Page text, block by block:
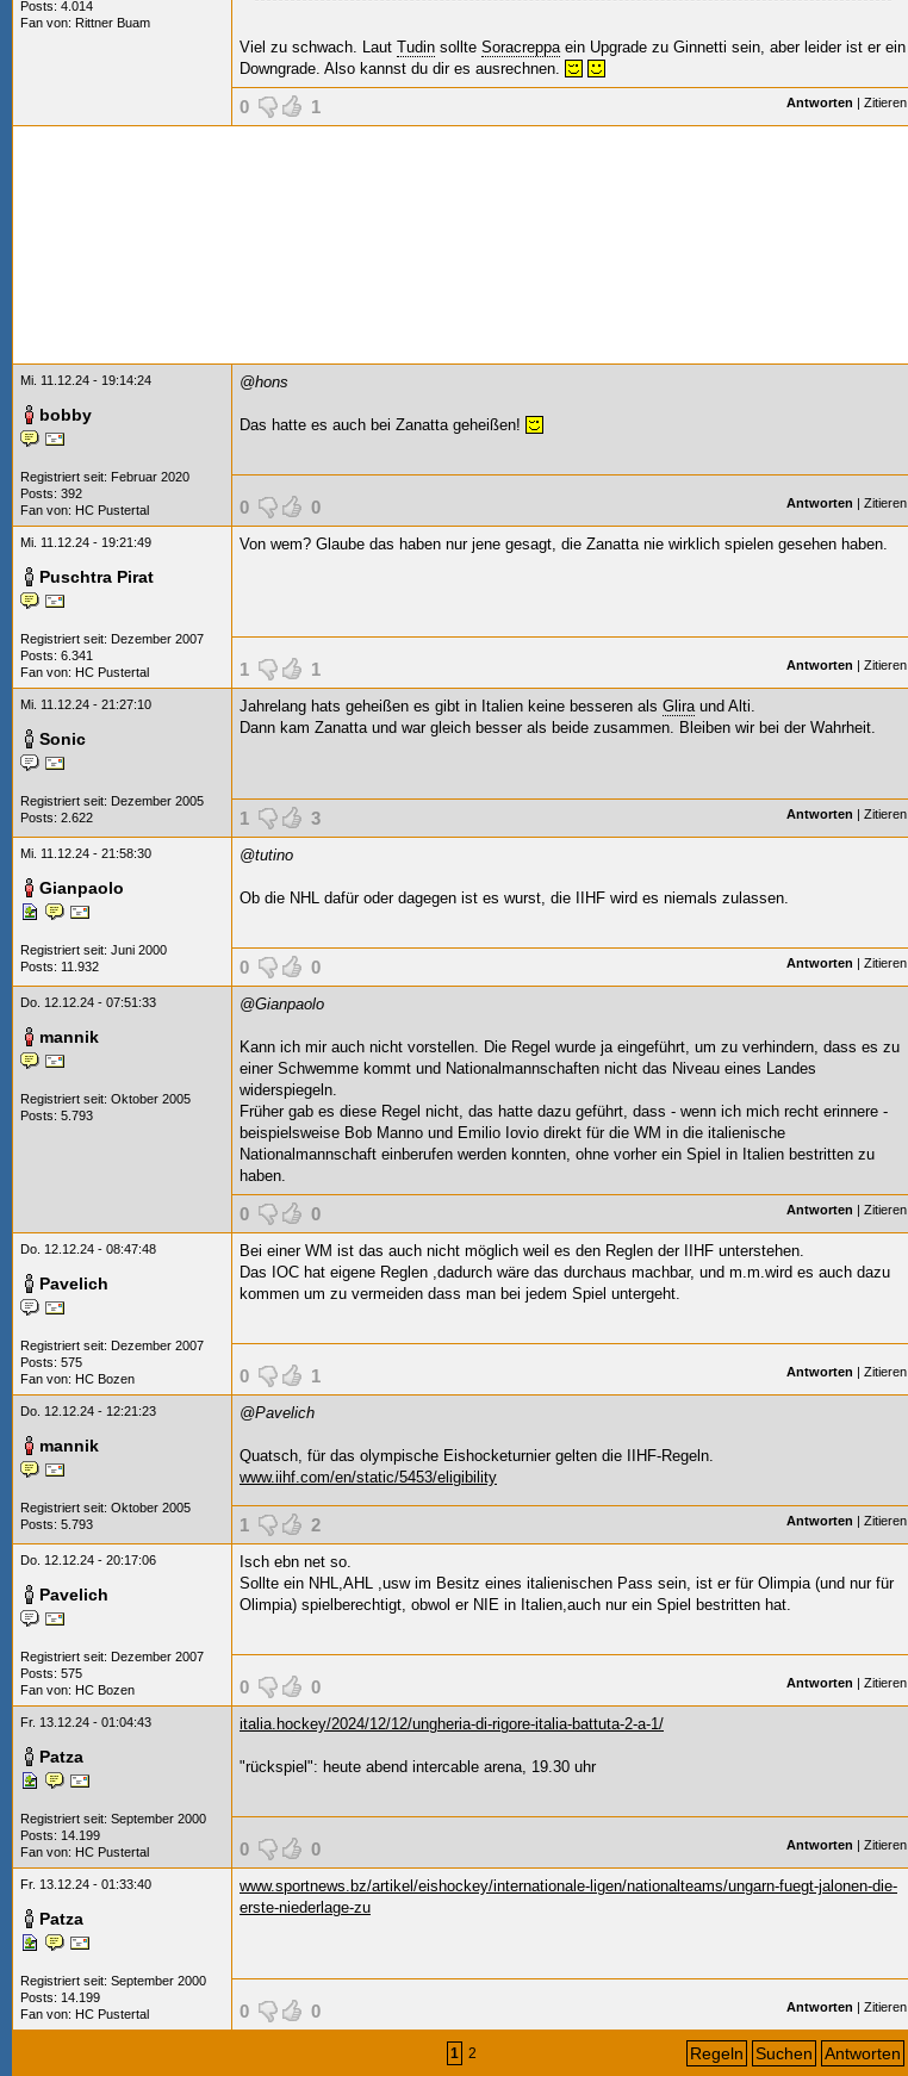
Posts: 4.014
Fan von: Rittner Buam
Viel zu schwach. Laut Tudin sollte Soracreppaein Upgrade zu Ginnetti sein, aber leider ist er ein
Downgrade. Also kannst du dir es ausrechnen.
0 1 Antworten | Zitieren
Mi. 11.12.24 - 19:14:24
bobby
Registriert seit: Februar 2020
Posts: 392
Fan von: HC Pustertal
@hons
Das hatte es auch bei Zanatta geheißen!
0 0 Antworten | Zitieren
Mi. 11.12.24 - 19:21:49
Puschtra Pirat
Registriert seit: Dezember 2007
Posts: 6.341
Fan von: HC Pustertal
Von wem? Glaube das haben nur jene gesagt, die Zanatta nie wirklich spielen gesehen haben.
1 1 Antworten | Zitieren
Mi. 11.12.24 - 21:27:10
Sonic
Registriert seit: Dezember 2005
Posts: 2.622
Jahrelang hats geheißen es gibt in Italien keine besseren als Gliraund Alti.
Dann kam Zanatta und war gleich besser als beide zusammen. Bleiben wir bei der Wahrheit.
1 3 Antworten | Zitieren
Mi. 11.12.24 - 21:58:30
Gianpaolo
Registriert seit: Juni 2000
Posts: 11.932
@tutino
Ob die NHL dafür oder dagegen ist es wurst, die IIHF wird es niemals zulassen.
0 0 Antworten | Zitieren
Do. 12.12.24 - 07:51:33
mannik
Registriert seit: Oktober 2005
Posts: 5.793
@Gianpaolo
Kann ich mir auch nicht vorstellen. Die Regel wurde ja eingeführt, um zu verhindern, dass es zu
einer Schwemme kommt und Nationalmannschaften nicht das Niveau eines Landes
widerspiegeln.
Früher gab es diese Regel nicht, das hatte dazu geführt, dass - wenn ich mich recht erinnere -
beispielsweise Bob Manno und Emilio Iovio direkt für die WM in die italienische
Nationalmannschaft einberufen werden konnten, ohne vorher ein Spiel in Italien bestritten zu
haben.
0 0 Antworten | Zitieren
Do. 12.12.24 - 08:47:48
Pavelich
Registriert seit: Dezember 2007
Posts: 575
Fan von: HC Bozen
Bei einer WM ist das auch nicht möglich weil es den Reglen der IIHF unterstehen.
Das IOC hat eigene Reglen ,dadurch wäre das durchaus machbar, und m.m.wird es auch dazu
kommen um zu vermeiden dass man bei jedem Spiel untergeht.
0 1 Antworten | Zitieren
Do. 12.12.24 - 12:21:23
mannik
Registriert seit: Oktober 2005
Posts: 5.793
@Pavelich
Quatsch, für das olympische Eishocketurnier gelten die IIHF-Regeln.
www.iihf.com/en/static/5453/eligibility
1 2 Antworten | Zitieren
Do. 12.12.24 - 20:17:06
Pavelich
Registriert seit: Dezember 2007
Posts: 575
Fan von: HC Bozen
Isch ebn net so.
Sollte ein NHL,AHL ,usw im Besitz eines italienischen Pass sein, ist er für Olimpia (und nur für
Olimpia) spielberechtigt, obwol er NIE in Italien,auch nur ein Spiel bestritten hat.
0 0 Antworten | Zitieren
Fr. 13.12.24 - 01:04:43
Patza
Registriert seit: September 2000
Posts: 14.199
Fan von: HC Pustertal
italia.hockey/2024/12/12/ungheria-di-rigore-italia-battuta-2-a-1/
"rückspiel": heute abend intercable arena, 19.30 uhr
0 0 Antworten | Zitieren
Fr. 13.12.24 - 01:33:40
Patza
Registriert seit: September 2000
Posts: 14.199
Fan von: HC Pustertal
www.sportnews.bz/artikel/eishockey/internationale-ligen/nationalteams/ungarn-fuegt-jalonen-die-
erste-niederlage-zu
0 0 Antworten | Zitieren
1 2 Regeln Suchen Antworten